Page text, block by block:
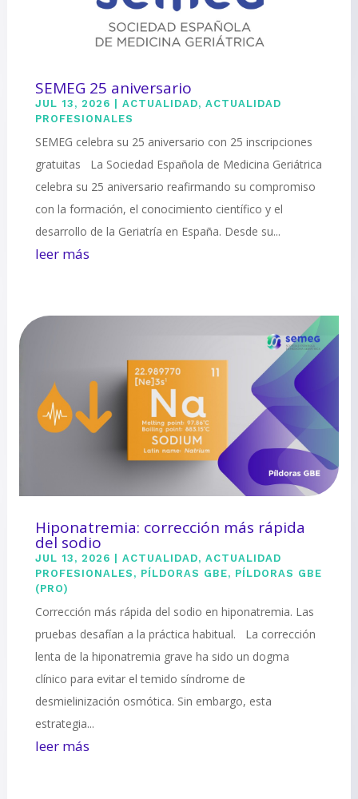
SEMEG 25 aniversario
JUL 13, 2026 | ACTUALIDAD, ACTUALIDAD
PROFESIONALES
SEMEG celebra su 25 aniversario con 25 inscripciones
gratuitas La Sociedad Española de Medicina Geriátrica
celebra su 25 aniversario reafirmando su compromiso
con la formación, el conocimiento científico y el
desarrollo de la Geriatría en España. Desde su...
leer más
Hiponatremia: corrección más rápida
del sodio
JUL 13, 2026 | ACTUALIDAD, ACTUALIDAD
PROFESIONALES , PÍLDORAS GBE, PÍLDORAS GBE
(PRO)
Corrección más rápida del sodio en hiponatremia. Las
pruebas desafían a la práctica habitual. La corrección
lenta de la hiponatremia grave ha sido un dogma
clínico para evitar el temido síndrome de
desmielinización osmótica. Sin embargo, esta
estrategia...
leer más